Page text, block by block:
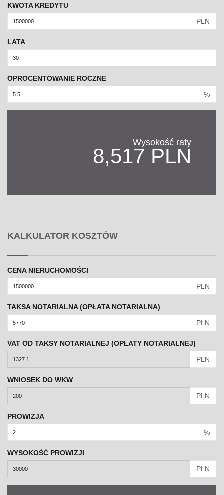
KWOTA KREDYTU
PLN
LATA
OPROCENTOWANIE ROCZNE
%
Wysokość raty
8,517 PLN
KALKULATOR KOSZTÓW
CENA NIERUCHOMOŚCI
PLN
TAKSA NOTARIALNA (OPŁATA NOTARIALNA)
PLN
VAT OD TAKSY NOTARIALNEJ (OPŁATY NOTARIALNEJ)
PLN
WNIOSEK DO WKW
PLN
PROWIZJA
%
WYSOKOŚĆ PROWIZJI
PLN